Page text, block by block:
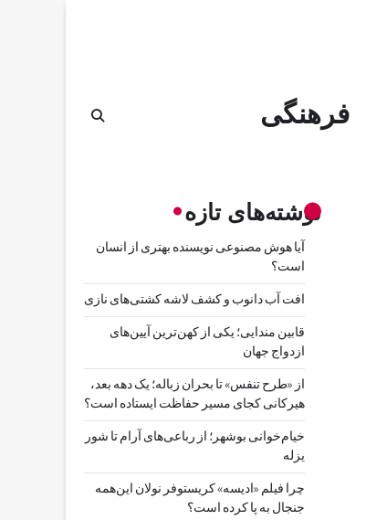
فرهنگی
نوشته‌های تازه
آیا هوش مصنوعی نویسنده بهتری از انسان
است؟
افت آب دانوب و کشف لاشه کشتی‌های نازی
قابین مندایی؛ یکی از کهن‌ترین آیین‌های
ازدواج جهان
از «طرح تنفس» تا بحران زباله؛ یک دهه بعد،
هیرکانی کجای مسیر حفاظت ایستاده است؟
خیام‌خوانی بوشهر؛ از رباعی‌های آرام تا شور
یزله
چرا فیلم «ادیسه» کریستوفر نولان این‌همه
جنجال به پا کرده است؟